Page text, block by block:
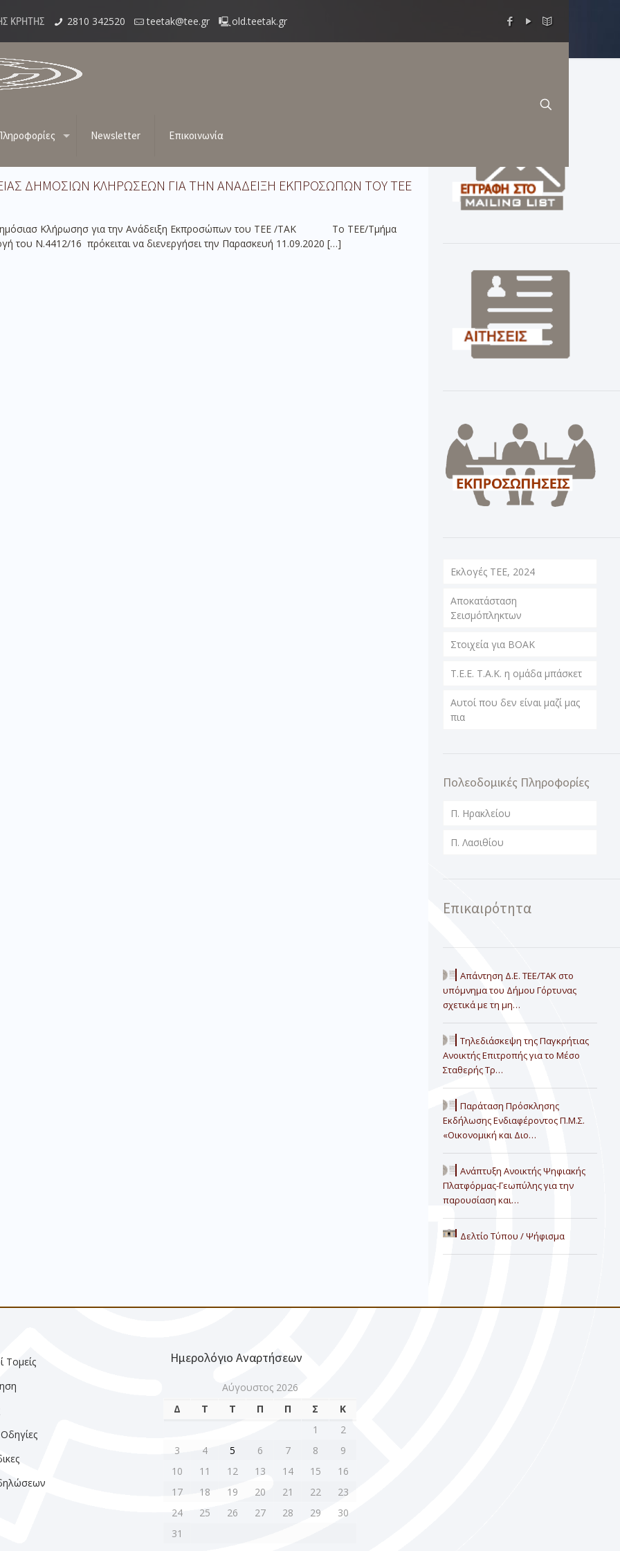
ΚΡΗΤΗΣ 2810 342520 teetak@tee.gr old.teetak.gr
Newsletter Επικοινωνία
ΔΗΜOΣΙΩΝ ΚΛHΡΩΣΕΩΝ ΓΙΑ ΤΗΝ ΑΝΑΔΕΙΞΗ ΕΚΠΡΟΣΩΠΩΝ ΤΟΥ ΤΕΕ
Κλήρωσησ για την Ανάδειξη Εκπροσώπων του ΤΕΕ /ΤΑΚ Το ΤΕΕ/Τμήμα
του Ν.4412/16 πρόκειται να διενεργήσει την Παρασκευή 11.09.2020 […]
Εκλογές ΤΕΕ, 2024
Αποκατάσταση
Σεισμόπληκτων
Στοιχεία για ΒΟΑΚ
T.E.E. T.A.K. η ομάδα μπάσκετ
Αυτοί που δεν είναι μαζί μας
πια
Πολεοδομικές Πληροφορίες
Π. Ηρακλείου
Π. Λασιθίου
Επικαιρότητα
Απάντηση Δ.Ε. ΤΕΕ/ΤΑΚ στο
υπόμνημα του Δήμου Γόρτυνας
σχετικά με τη μη…
Τηλεδιάσκεψη της Παγκρήτιας
Ανοικτής Επιτροπής για το Μέσο
Σταθερής Τρ…
Παράταση Πρόσκλησης
Εκδήλωσης Ενδιαφέροντος Π.Μ.Σ.
«Οικονομική και Διο…
Ανάπτυξη Ανοικτής Ψηφιακής
Πλατφόρμας-Γεωπύλης για την
παρουσίαση και…
Δελτίο Τύπου / Ψήφισμα
Τομείς
Ημερολόγιο Αναρτήσεων
Αύγουστος 2026
Δ
Τ Τ Π Π Σ
Κ
1
2
3
4 5 6 7 8
9
10
11 12 13 14 15
16
17
18 19 20 21 22
23
24
25 26 27 28 29
30
31